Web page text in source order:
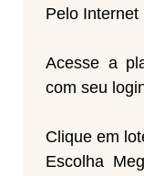
Pelo Internet
Acesse a
com seu
Clique em
Escolha